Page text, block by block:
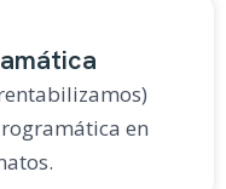
en